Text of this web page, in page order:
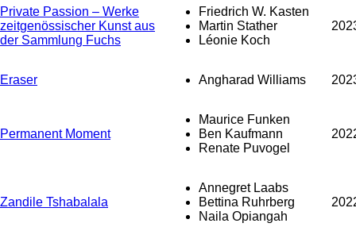
Private Passion – Werke
zeitgenössischer Kunst aus
der Sammlung Fuchs
Friedrich W. Kasten
Martin Stather
Léonie Koch
Eraser Angharad Williams
Permanent Moment
Maurice Funken
Ben Kaufmann
Renate Puvogel
Zandile Tshabalala
Annegret Laabs
Bettina Ruhrberg
Naila Opiangah